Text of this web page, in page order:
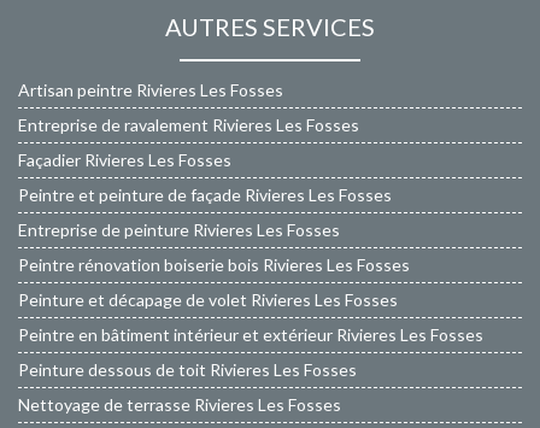
AUTRES SERVICES
Artisan peintre Rivieres Les Fosses
Entreprise de ravalement Rivieres Les Fosses
Façadier Rivieres Les Fosses
Peintre et peinture de façade Rivieres Les Fosses
Entreprise de peinture Rivieres Les Fosses
Peintre rénovation boiserie bois Rivieres Les Fosses
Peinture et décapage de volet Rivieres Les Fosses
Peintre en bâtiment intérieur et extérieur Rivieres Les Fosses
Peinture dessous de toit Rivieres Les Fosses
Nettoyage de terrasse Rivieres Les Fosses